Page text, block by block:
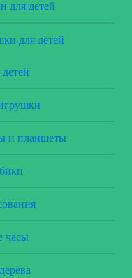
для детей
для детей
и планшеты
часы